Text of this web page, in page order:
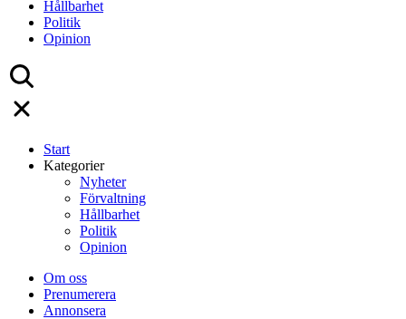
Hållbarhet
Politik
Opinion
Start
Kategorier
Nyheter
Förvaltning
Hållbarhet
Politik
Opinion
Om oss
Prenumerera
Annonsera